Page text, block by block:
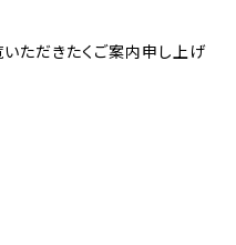
ただきたくご案内申し上げ